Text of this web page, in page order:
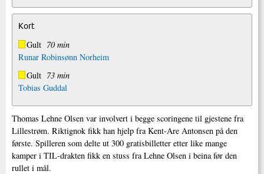
Kort
Gult 70 min
Runar Robinsønn Norheim
Gult 73 min
Tobias Guddal
Thomas Lehne Olsen var involvert i begge scoringene til gjestene fra
Lillestrøm. Riktignok fikk han hjelp fra Kent-Are Antonsen på den
første. Spilleren som delte ut 300 gratisbilletter etter like mange
kamper i TIL-drakten fikk en stuss fra Lehne Olsen i beina før den
rullet i mål.